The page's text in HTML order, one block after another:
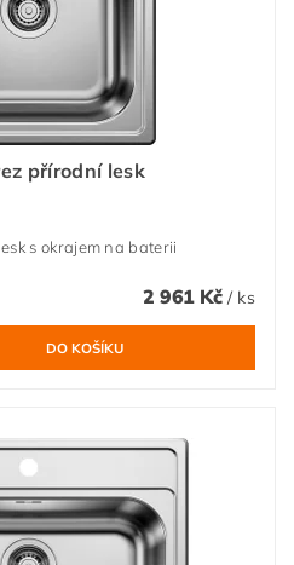
přírodní lesk
s okrajem na baterii
2 961 Kč / ks